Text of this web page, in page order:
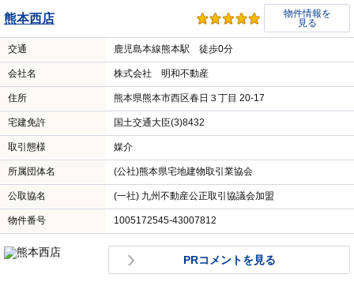
熊本西店
物件情報を
見る
交通 鹿児島本線熊本駅 徒歩0分
会社名 株式会社 明和不動産
住所 熊本県熊本市西区春日３丁目 20-17
宅建免許 国土交通大臣(3)8432
取引態様 媒介
所属団体名 (公社)熊本県宅地建物取引業協会
公取協名 (一社) 九州不動産公正取引協議会加盟
物件番号 1005172545-43007812
PRコメントを見る